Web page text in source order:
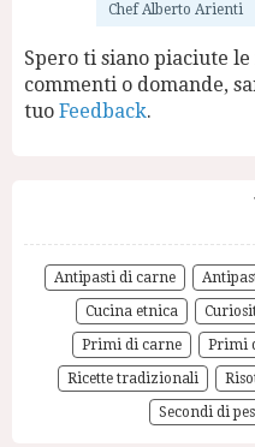
Chef Alberto Arienti
Spero ti siano piaciute
commenti o domande,
tuo Feedback.
Antipasti di carne
Cucina etnica
Primi di carne
Primi
Ricette tradizionali
Secondi di